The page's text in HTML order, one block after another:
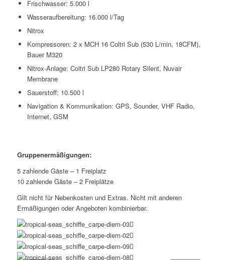
Frischwasser: 5.000 l
Wasseraufbereitung: 16.000 l/Tag
Nitrox
Kompressoren: 2 x MCH 16 Coltri Sub (530 L/min, 18CFM),
Bauer M320
Nitrox-Anlage: Coltri Sub LP280 Rotary Silent, Nuvair
Membrane
Sauerstoff: 10.500 l
Navigation & Kommunikation: GPS, Sounder, VHF Radio,
Internet, GSM
Gruppenermäßigungen:
5 zahlende Gäste – 1 Freiplatz
10 zahlende Gäste – 2 Freiplätze
Gilt nicht für Nebenkosten und Extras. Nicht mit anderen
Ermäßigungen oder Angeboten kombinierbar.